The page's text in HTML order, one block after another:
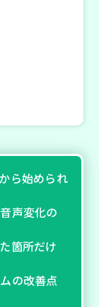
ら始められ
声変化の
箇所だけ
の改善点